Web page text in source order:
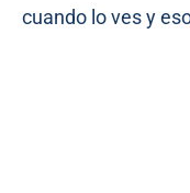
cuando lo ves y